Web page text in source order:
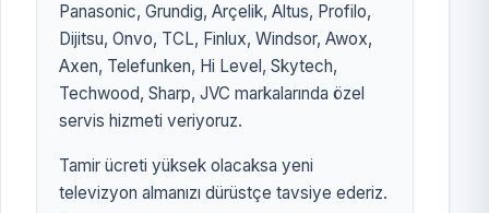
Panasonic, Grundig, Arçelik, Altus, Profilo,
Dijitsu, Onvo, TCL, Finlux, Windsor, Awox,
Axen, Telefunken, Hi Level, Skytech,
Techwood, Sharp, JVC markalarında özel
servis hizmeti veriyoruz.
Tamir ücreti yüksek olacaksa yeni
televizyon almanızı dürüstçe tavsiye ederiz.